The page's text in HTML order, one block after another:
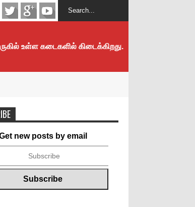
உள்ள கடைகளில் கிடைக்கிறது.
new posts by email